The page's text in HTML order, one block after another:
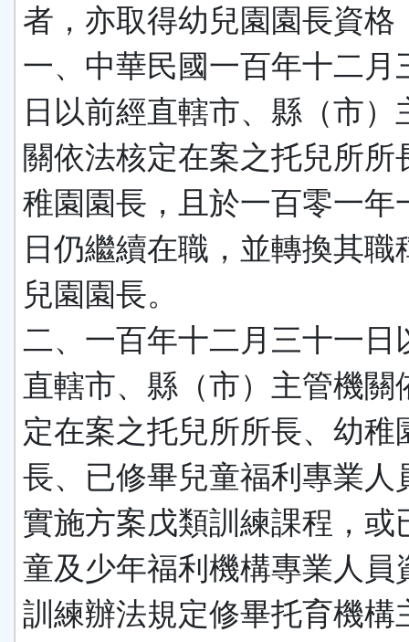
者，亦取得幼兒園園長資格
一、中華民國一百年十二月
日以前經直轄市、縣（市）
關依法核定在案之托兒所所
稚園園長，且於一百零一年
日仍繼續在職，並轉換其職
兒園園長。
二、一百年十二月三十一日
直轄市、縣（市）主管機關
定在案之托兒所所長、幼稚
長、已修畢兒童福利專業人
實施方案戊類訓練課程，或
童及少年福利機構專業人員
訓練辦法規定修畢托育機構